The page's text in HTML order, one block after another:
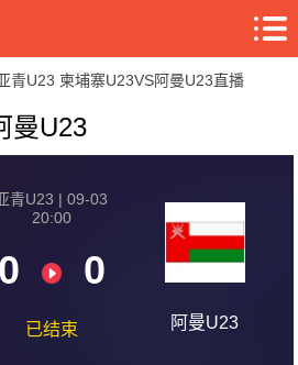
青U23 柬埔寨U23VS阿曼U23直播
曼U23
青U23 | 09-03
20:00
0 0
已结束 阿曼U23